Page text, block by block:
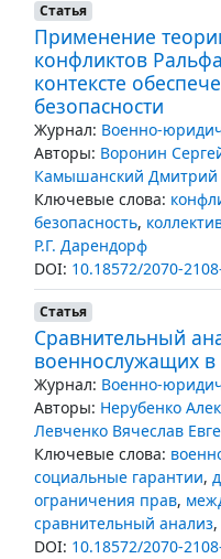
Статья
Применение
конфликтов
контексте
безопасности
Журнал: Военно-
Авторы: Воронин
Камышанский
Ключевые слова:
безопасность,
Р.Г. Дарендорф
DOI: 10.18572/2070-
Статья
Сравнительный
военнослужащих в
Журнал: Военно-
Авторы: Нерубенко
Левченко Вячеслав
Ключевые слова:
социальные гарантии,
ограничения прав,
сравнительный анализ,
DOI: 10.18572/2070-